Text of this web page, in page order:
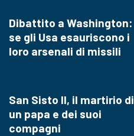
Dibattito a Washington:
se gli Usa esauriscono i
loro arsenali di missili
San Sisto II, il martirio di
un papa e dei suoi
compagni